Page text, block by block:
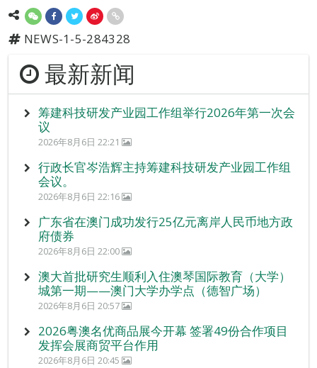
NEWS-1-5-284328
最新新闻
筹建科技研发产业园工作组举行2026年第一次会
议
2026年8月6日 22:21
行政长官岑浩辉主持筹建科技研发产业园工作组
会议。
2026年8月6日 22:16
广东省在澳门成功发行25亿元离岸人民币地方政
府债券
2026年8月6日 22:00
澳大首批研究生顺利入住澳琴国际教育（大学）
城第一期——澳门大学办学点（德智广场）
2026年8月6日 20:57
2026粤澳名优商品展今开幕 签署49份合作项目
发挥会展商贸平台作用
2026年8月6日 20:45